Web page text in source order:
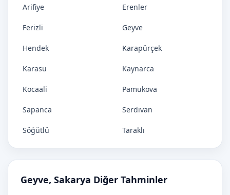
Arifiye Erenler
Ferizli Geyve
Hendek Karapürçek
Karasu Kaynarca
Kocaali Pamukova
Sapanca Serdivan
Söğütlü Taraklı
Geyve, Sakarya Diğer Tahminler